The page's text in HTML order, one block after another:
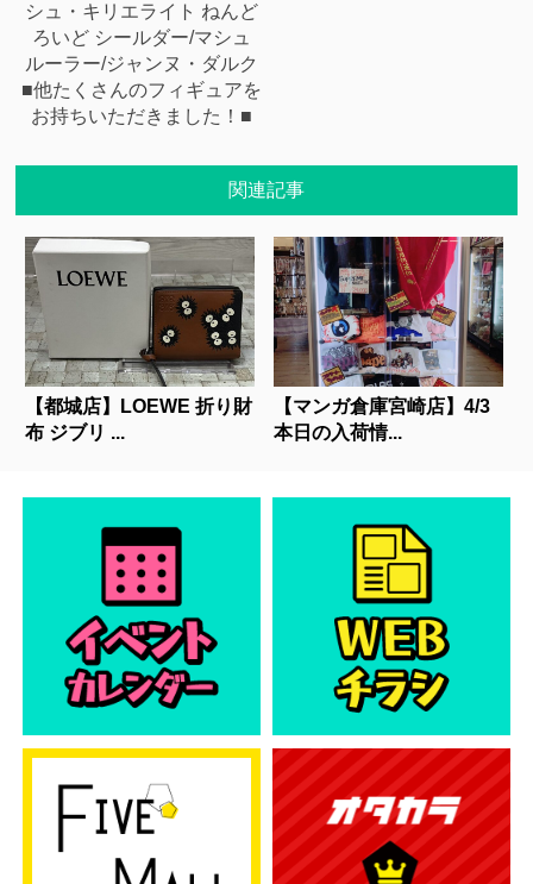
シュ・キリエライト ねんど
ろいど シールダー/マシュ
ルーラー/ジャンヌ・ダルク
■他たくさんのフィギュアを
お持ちいただきました！■
関連記事
【都城店】LOEWE 折り財
布 ジブリ ...
【マンガ倉庫宮崎店】4/3
本日の入荷情...